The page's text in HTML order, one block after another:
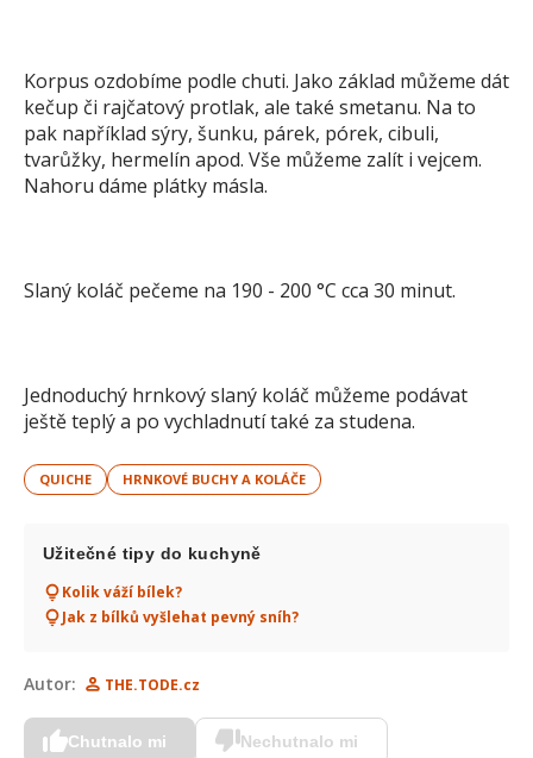
Korpus ozdobíme podle chuti. Jako základ můžeme dát
kečup či rajčatový protlak, ale také smetanu. Na to
pak například sýry, šunku, párek, pórek, cibuli,
tvarůžky, hermelín apod. Vše můžeme zalít i vejcem.
Nahoru dáme plátky másla.
Slaný koláč pečeme na 190 - 200 °C cca 30 minut.
Jednoduchý hrnkový slaný koláč můžeme podávat
ještě teplý a po vychladnutí také za studena.
QUICHE HRNKOVÉ BUCHY A KOLÁČE
Užitečné tipy do kuchyně
Kolik váží bílek?
Jak z bílků vyšlehat pevný sníh?
Autor: THE.TODE.cz
Chutnalo mi Nechutnalo mi